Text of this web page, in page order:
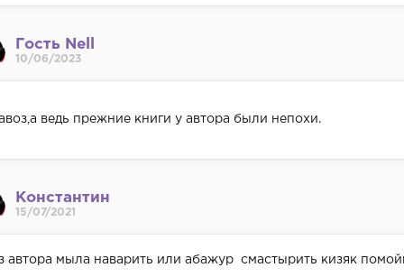
Гость Nell
10/06/2023
ведь прежние книги у автора были непохи.
Константин
15/07/2021
автора мыла наварить или абажур смастырить кизяк